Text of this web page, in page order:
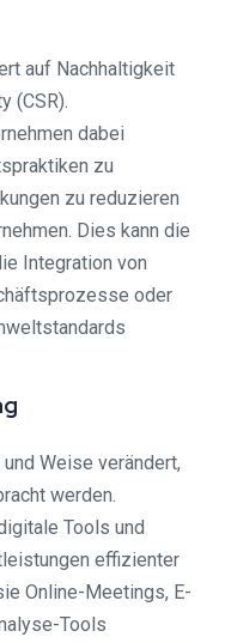
auf Nachhaltigkeit
(CSR).
dabei
zu
zu reduzieren
Dies kann die
Integration von
oder
Weise verändert,
werden.
Tools und
effizienter
Online-Meetings, E-
Tools